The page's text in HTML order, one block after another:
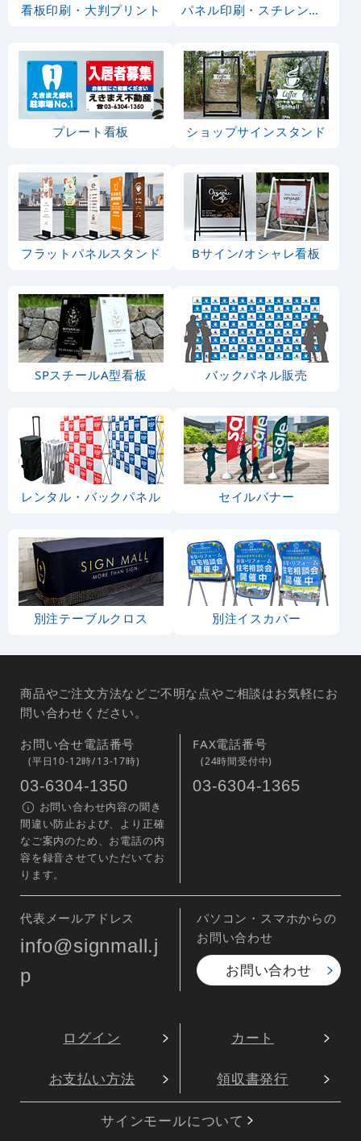
看板印刷・大判プリント パネル印刷・スチレンボード
プレート看板 ショップサインスタンド
フラットパネルスタンド Bサイン/オシャレ看板
SPスチールA型看板 バックパネル販売
レンタル・バックパネル セイルバナー
別注テーブルクロス 別注イスカバー
商品やご注文方法などご不明な点やご相談はお気軽にお
問い合わせください。
お問い合せ電話番号
(平日10-12時/13-17時)
03-6304-1350
お問い合わせ内容の聞き
間違い防止および、より正確
なご案内のため、お電話の内
容を録音させていただいてお
ります。
FAX電話番号
(24時間受付中)
03-6304-1365
代表メールアドレス
info@signmall.j
p
パソコン・スマホからの
お問い合わせ
お問い合わせ
ログイン カート
お支払い方法 領収書発行
サインモールについて